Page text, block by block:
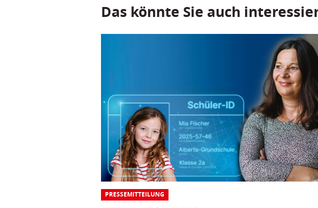
Das könnte Sie auch
PRESSEMITTEILUNG